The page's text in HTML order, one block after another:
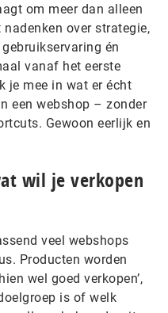
om meer dan alleen
over strategie,
én
vanaf het eerste
je mee in wat er écht
een webshop – zonder
Gewoon eerlijk en
wil je verkopen
veel webshops
Producten worden
wel goed verkopen’,
is of welk